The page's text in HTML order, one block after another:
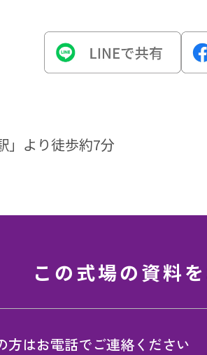
」より徒歩約7分
この式場の資料
方はお電話でご連絡ください